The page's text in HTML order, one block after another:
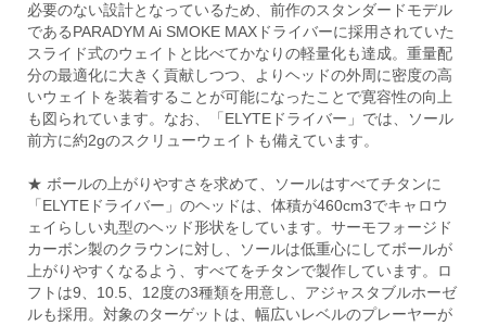
必要のない設計となっているため、前作のスタンダードモデル
であるPARADYM Ai SMOKE MAXドライバーに採用されていた
スライド式のウェイトと比べてかなりの軽量化も達成。重量配
分の最適化に大きく貢献しつつ、よりヘッドの外周に密度の高
いウェイトを装着することが可能になったことで寛容性の向上
も図られています。なお、「ELYTEドライバー」では、ソール
前方に約2gのスクリューウェイトも備えています。
★ ボールの上がりやすさを求めて、ソールはすべてチタンに
「ELYTEドライバー」のヘッドは、体積が460cm3でキャロウ
ェイらしい丸型のヘッド形状をしています。サーモフォージド
カーボン製のクラウンに対し、ソールは低重心にしてボールが
上がりやすくなるよう、すべてをチタンで製作しています。ロ
フトは9、10.5、12度の3種類を用意し、アジャスタブルホーゼ
ルも採用。対象のターゲットは、幅広いレベルのプレーヤーが